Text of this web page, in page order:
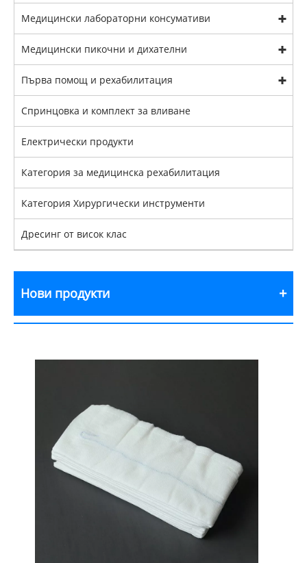
Медицински лабораторни консумативи
Медицински пикочни и дихателни
Първа помощ и рехабилитация
Спринцовка и комплект за вливане
Електрически продукти
Категория за медицинска рехабилитация
Категория Хирургически инструменти
Дресинг от висок клас
Нови продукти